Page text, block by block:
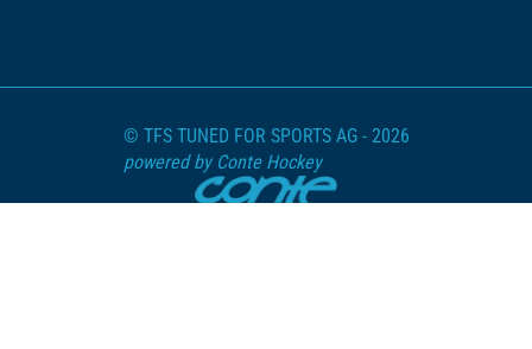
© TFS TUNED FOR SPORTS AG - 2026
powered by Conte Hockey